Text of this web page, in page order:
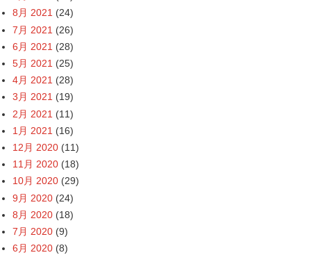
8月 2021 (24)
7月 2021 (26)
6月 2021 (28)
5月 2021 (25)
4月 2021 (28)
3月 2021 (19)
2月 2021 (11)
1月 2021 (16)
12月 2020 (11)
11月 2020 (18)
10月 2020 (29)
9月 2020 (24)
8月 2020 (18)
7月 2020 (9)
6月 2020 (8)